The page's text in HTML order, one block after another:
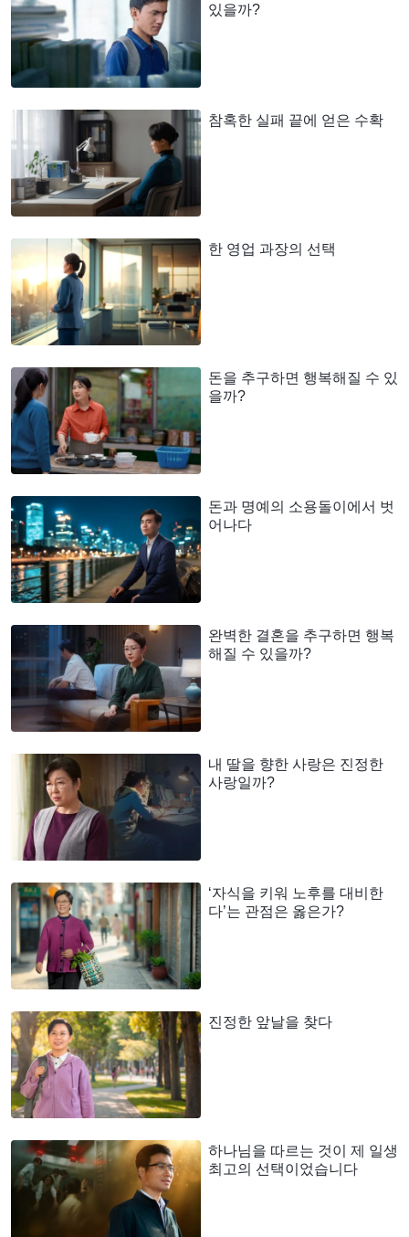
있을까?
참혹한 실패 끝에 얻은 수확
한 영업 과장의 선택
돈을 추구하면 행복해질 수 있
을까?
돈과 명예의 소용돌이에서 벗
어나다
완벽한 결혼을 추구하면 행복
해질 수 있을까?
내 딸을 향한 사랑은 진정한
사랑일까?
‘자식을 키워 노후를 대비한
다’는 관점은 옳은가?
진정한 앞날을 찾다
하나님을 따르는 것이 제 일생
최고의 선택이었습니다